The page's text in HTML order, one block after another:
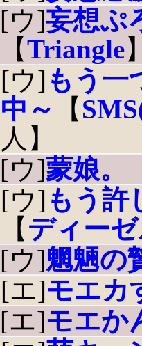
[ウ]妄想ぷ
【Triangle
[ウ] もう
中～
【
人】
[ウ]蒙娘。
[ウ] もう許
【ディー
[ウ]魍魎の
[エ]モエカ
[エ]モエか